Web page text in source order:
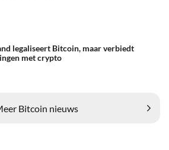
legaliseert Bitcoin, maar verbiedt
met crypto
Bitcoin nieuws